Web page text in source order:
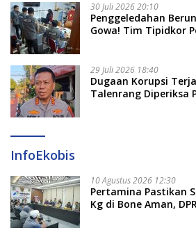
30 Juli 2026 20:10
Penggeledahan
Gowa! Tim Tipidkor
29 Juli 2026 18:40
Dugaan Korupsi
Talenrang Diperiksa
InfoEkobis
10 Agustus 2026 12:30
Pertamina Pastikan
Kg di Bone Aman,